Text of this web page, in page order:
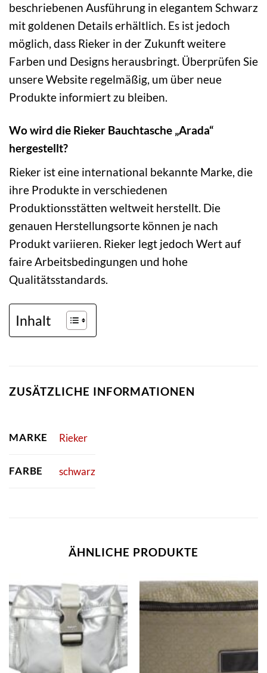
beschriebenen Ausführung in elegantem Schwarz
mit goldenen Details erhältlich. Es ist jedoch
möglich, dass Rieker in der Zukunft weitere
Farben und Designs herausbringt. Überprüfen Sie
unsere Website regelmäßig, um über neue
Produkte informiert zu bleiben.
Wo wird die Rieker Bauchtasche „Arada“
hergestellt?
Rieker ist eine international bekannte Marke, die
ihre Produkte in verschiedenen
Produktionsstätten weltweit herstellt. Die
genauen Herstellungsorte können je nach
Produkt variieren. Rieker legt jedoch Wert auf
faire Arbeitsbedingungen und hohe
Qualitätsstandards.
Inhalt
ZUSÄTZLICHE INFORMATIONEN
MARKE Rieker
FARBE schwarz
ÄHNLICHE PRODUKTE